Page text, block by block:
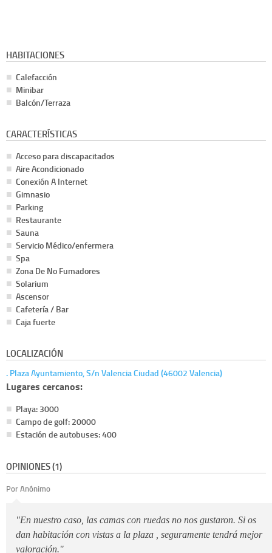
HABITACIONES
Calefacción
Minibar
Balcón/Terraza
CARACTERÍSTICAS
Acceso para discapacitados
Aire Acondicionado
Conexión A Internet
Gimnasio
Parking
Restaurante
Sauna
Servicio Médico/enfermera
Spa
Zona De No Fumadores
Solarium
Ascensor
Cafetería / Bar
Caja fuerte
LOCALIZACIÓN
. Plaza Ayuntamiento, S/n Valencia Ciudad (46002 Valencia)
Lugares cercanos:
Playa: 3000
Campo de golf: 20000
Estación de autobuses: 400
OPINIONES (1)
Por Anónimo
"En nuestro caso, las camas con ruedas no nos gustaron. Si os
dan habitación con vistas a la plaza , seguramente tendrá mejor
valoración."